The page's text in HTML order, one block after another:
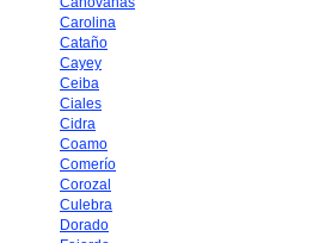
Carolina
Cataño
Cayey
Ceiba
Ciales
Cidra
Coamo
Comerío
Corozal
Culebra
Dorado